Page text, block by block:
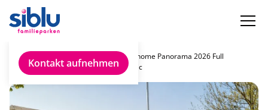
Kontakt aufnehmen
finden
Rapidhome Panorama 2026 Full
Electric